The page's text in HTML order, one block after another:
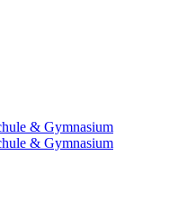
& Gymnasium
& Gymnasium